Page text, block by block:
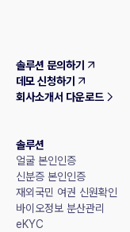
솔루션 문의하기
데모 신청하기
회사소개서 다운로드
솔루션
얼굴 본인인증
신분증 본인인증
재외국민 여권 신원확인
바이오정보 분산관리
eKYC